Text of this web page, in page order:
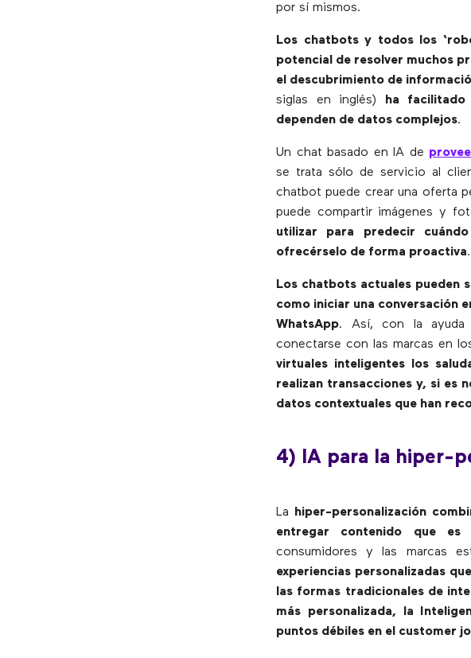
por sí mismos.
Los chatbots y todos los
potencial de resolver muchos
el descubrimiento de
siglas en inglés)
ha facilitado
dependen de datos complejos.
Un chat basado en IA de
se trata sólo de servicio al
chatbot puede crear una oferta
puede compartir imágenes y
utilizar para predecir
ofrecérselo de forma proactiva.
Los chatbots actuales pueden
como iniciar una conversación
WhatsApp. Así, con la ayuda
conectarse con las marcas en
virtuales inteligentes los
realizan transacciones y, si es
datos contextuales que han
4) IA para la hiper-
La hiper-personalización
entregar contenido que es
consumidores y las marcas
experiencias personalizadas
las formas tradicionales de
más personalizada, la
puntos débiles en el customer